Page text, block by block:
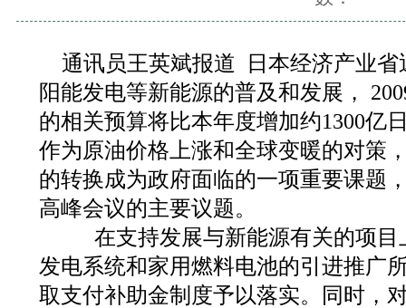
通讯员王英斌报道 日本经济产业
阳能发电等新能源的普及和发展，
的相关预算将比本年度增加约1300亿
作为原油价格上涨和全球变暖的对策
的转换成为政府面临的一项重要课题
高峰会议的主要议题。
在支持发展与新能源有关的项目
发电系统和家用燃料电池的引进推广
取支付补助金制度予以落实。同时，